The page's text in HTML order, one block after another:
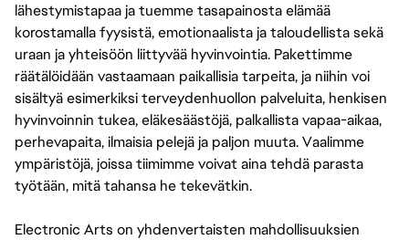
lähestymistapaa ja tuemme tasapainosta elämää
korostamalla fyysistä, emotionaalista ja taloudellista sekä
uraan ja yhteisöön liittyvää hyvinvointia. Pakettimme
räätälöidään vastaamaan paikallisia tarpeita, ja niihin voi
sisältyä esimerkiksi terveydenhuollon palveluita, henkisen
hyvinvoinnin tukea, eläkesäästöjä, palkallista vapaa-aikaa,
perhevapaita, ilmaisia pelejä ja paljon muuta. Vaalimme
ympäristöjä, joissa tiimimme voivat aina tehdä parasta
työtään, mitä tahansa he tekevätkin.
Electronic Arts on yhdenvertaisten mahdollisuuksien